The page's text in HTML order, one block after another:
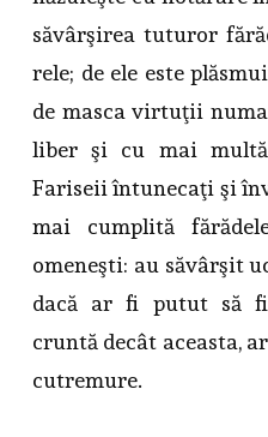
săvârşirea tuturor
rele; de ele este
de masca virtuţii
liber şi cu mai
Fariseii întunecaţi şi
mai cumplită
omeneşti: au săvârşit
dacă ar fi putut să
cruntă decât aceasta,
cutremure.